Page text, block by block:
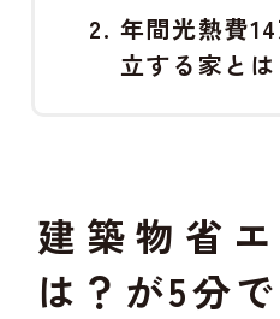
年間光熱費
立する家とは
建築物省
は？が5分